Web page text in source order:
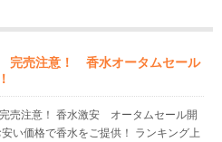
完売注意！ 香水オータムセール
売注意！ 香水激安 オータムセール開
い価格で香水をご提供！ ランキング上